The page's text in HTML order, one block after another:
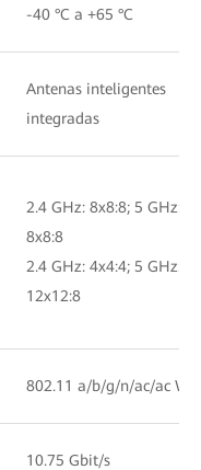
-40 °C a +65 °C
Antenas inteligentes
integradas
2.4 GHz: 8x8:8; 5 GHz:
8x8:8
2.4 GHz: 4x4:4; 5 GHz:
12x12:8
802.11 a/b/g/n/ac/ac
10.75 Gbit/s